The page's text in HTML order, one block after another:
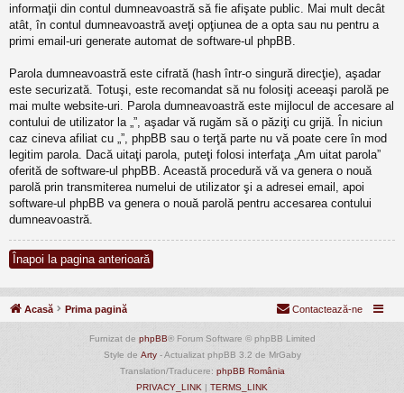
informaţii din contul dumneavoastră să fie afişate public. Mai mult decât
atât, în contul dumneavoastră aveţi opţiunea de a opta sau nu pentru a
primi email-uri generate automat de software-ul phpBB.
Parola dumneavoastră este cifrată (hash într-o singură direcţie), aşadar
este securizată. Totuşi, este recomandat să nu folosiţi aceeaşi parolă pe
mai multe website-uri. Parola dumneavoastră este mijlocul de accesare al
contului de utilizator la „”, aşadar vă rugăm să o păziţi cu grijă. În niciun
caz cineva afiliat cu „”, phpBB sau o terţă parte nu vă poate cere în mod
legitim parola. Dacă uitaţi parola, puteţi folosi interfaţa „Am uitat parola”
oferită de software-ul phpBB. Această procedură vă va genera o nouă
parolă prin transmiterea numelui de utilizator şi a adresei email, apoi
software-ul phpBB va genera o nouă parolă pentru accesarea contului
dumneavoastră.
Înapoi la pagina anterioară
Acasă Prima pagină Contactează-ne
Furnizat de phpBB® Forum Software © phpBB Limited
Style de Arty- Actualizat phpBB 3.2 de MrGaby
Translation/Traducere: phpBB România
PRIVACY_LINK | TERMS_LINK